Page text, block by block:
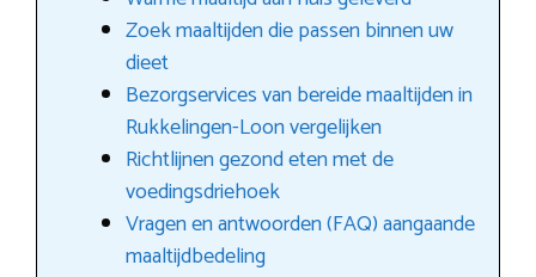
Zoek maaltijden die passen binnen uw
dieet
Bezorgservices van bereide maaltijden in
Rukkelingen-Loon vergelijken
Richtlijnen gezond eten met de
voedingsdriehoek
Vragen en antwoorden (FAQ) aangaande
maaltijdbedeling